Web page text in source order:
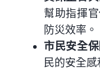
幫助指揮
防災效率。
市民安全
民的安全感